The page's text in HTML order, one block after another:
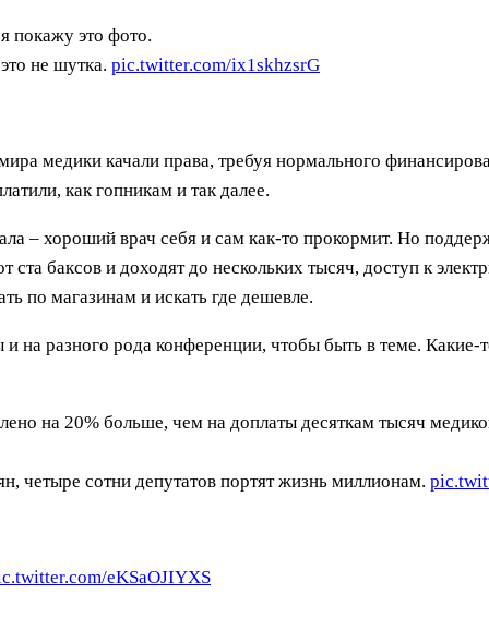
покажу это фото.
не шутка. pic.twitter.com/ix1skhzsrG
медики качали права, требуя нормального
как гопникам и так далее.
– хороший врач себя и сам как-то прокормит. Но
баксов и доходят до нескольких тысяч, доступ к
по магазинам и искать где дешевле.
на разного рода конференции, чтобы быть в теме. Какие-
на 20% больше, чем на доплаты десяткам тысяч
четыре сотни депутатов портят жизнь миллионам.
eKSaOJIYXS